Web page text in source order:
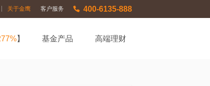
关于金鹰 客户服务 400-6135-888
】 基金产品 高端理财